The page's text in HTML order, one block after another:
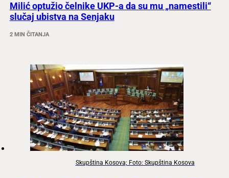
Milić optužio čelnike UKP-a da su mu „namestili“
slučaj ubistva na Senjaku
2 MIN ČITANJA
Skupština Kosova; Foto: Skupština Kosova